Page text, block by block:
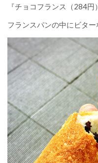
『チョコフランス（284円
フランスパンの中にビタ